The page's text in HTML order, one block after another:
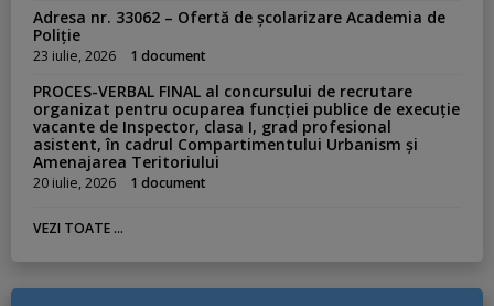
Adresa nr. 33062 – Ofertă de școlarizare Academia de
Poliție
23 iulie, 2026 1 document
PROCES-VERBAL FINAL al concursului de recrutare
organizat pentru ocuparea funcției publice de execuție
vacante de Inspector, clasa I, grad profesional
asistent, în cadrul Compartimentului Urbanism și
Amenajarea Teritoriului
20 iulie, 2026 1 document
VEZI TOATE ...